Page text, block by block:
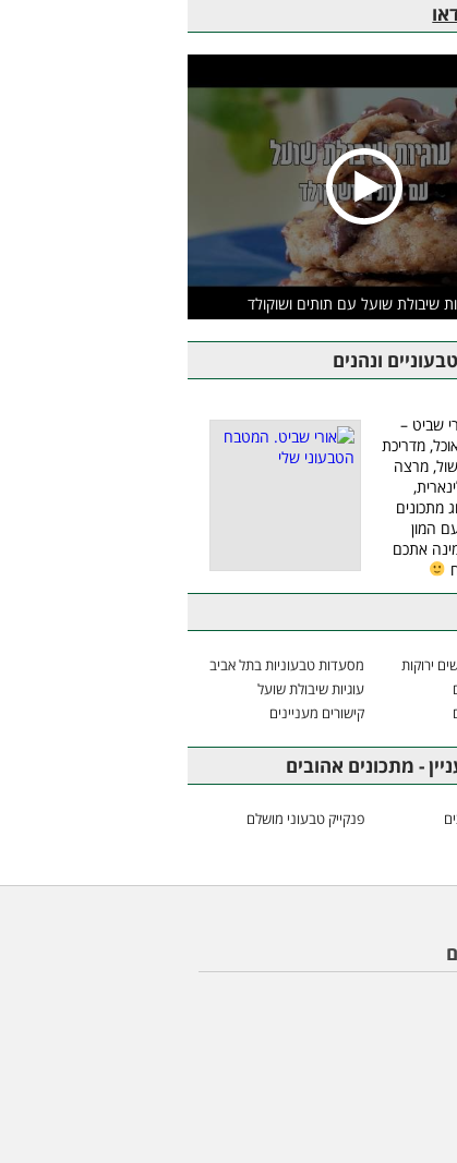
שיבולת שועל עם תותים ושוקולד
ונהנים
שביט –
מדריכת
מרצה
מתכונים
המון
אתכם
ירוקות
מסעדות טבעוניות בתל אביב
עוגיות שיבולת שועל
קישורים מעניינים
- מתכונים אהובים
פנקייק טבעוני מושלם